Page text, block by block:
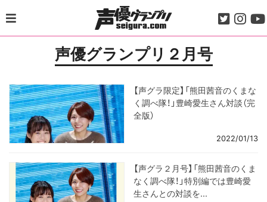
to
content
声優グランプリ２月号
【声グラ限定】「熊田茜音のくまな
く調べ隊！」豊崎愛生さん対談（完
全版）
2022/01/13
【声グラ２月号】「熊田茜音のくま
なく調べ隊！」特別編では豊崎愛
生さんとの対談を...